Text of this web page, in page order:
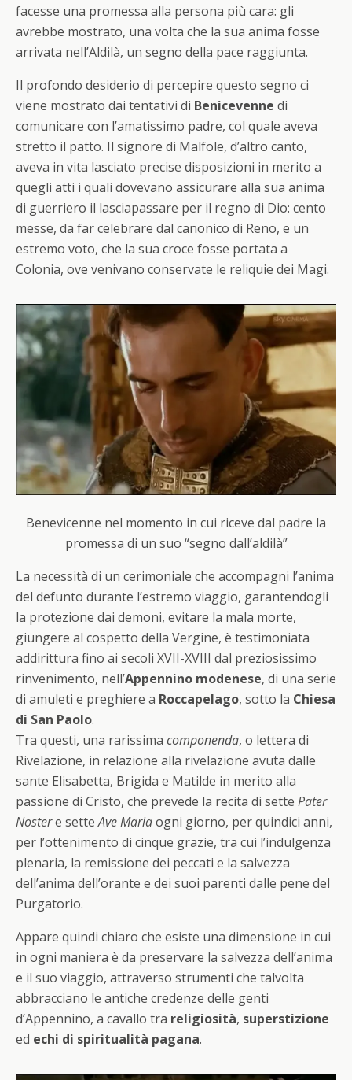
facesse una promessa alla persona più cara: gli
avrebbe mostrato, una volta che la sua anima fosse
arrivata nell’Aldilà, un segno della pace raggiunta.
Il profondo desiderio di percepire questo segno ci
viene mostrato dai tentativi di Benicevenne di
comunicare con l’amatissimo padre, col quale aveva
stretto il patto. Il signore di Malfole, d’altro canto,
aveva in vita lasciato precise disposizioni in merito a
quegli atti i quali dovevano assicurare alla sua anima
di guerriero il lasciapassare per il regno di Dio: cento
messe, da far celebrare dal canonico di Reno, e un
estremo voto, che la sua croce fosse portata a
Colonia, ove venivano conservate le reliquie dei Magi.
Benevicenne nel momento in cui riceve dal padre la
promessa di un suo “segno dall’aldilà”
La necessità di un cerimoniale che accompagni l’anima
del defunto durante l’estremo viaggio, garantendogli
la protezione dai demoni, evitare la mala morte,
giungere al cospetto della Vergine, è testimoniata
addirittura fino ai secoli XVII-XVIII dal preziosissimo
rinvenimento, nell’Appennino modenese, di una serie
di amuleti e preghiere a Roccapelago, sotto la Chiesa
di San Paolo.
Tra questi, una rarissima componenda, o lettera di
Rivelazione, in relazione alla rivelazione avuta dalle
sante Elisabetta, Brigida e Matilde in merito alla
passione di Cristo, che prevede la recita di sette Pater
Nostere setteAve Mariaogni giorno, per quindici anni,
per l’ottenimento di cinque grazie, tra cui l’indulgenza
plenaria, la remissione dei peccati e la salvezza
dell’anima dell’orante e dei suoi parenti dalle pene del
Purgatorio.
Appare quindi chiaro che esiste una dimensione in cui
in ogni maniera è da preservare la salvezza dell’anima
e il suo viaggio, attraverso strumenti che talvolta
abbracciano le antiche credenze delle genti
d’Appennino, a cavallo tra religiosità, superstizione
ed echi di spiritualità pagana.